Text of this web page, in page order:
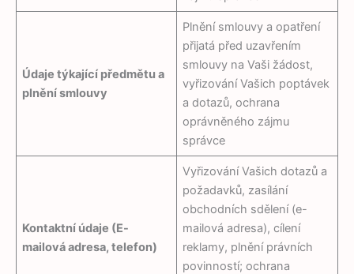
Údaje týkající předmětu a
plnění smlouvy
Plnění smlouvy a opatření
přijatá před uzavřením
smlouvy na Vaši žádost,
vyřizování Vašich poptávek
a dotazů, ochrana
oprávněného zájmu
správce
Kontaktní údaje (E-
mailová adresa, telefon)
Vyřizování Vašich dotazů a
požadavků, zasílání
obchodních sdělení (e-
mailová adresa), cílení
reklamy, plnění právních
povinností; ochrana